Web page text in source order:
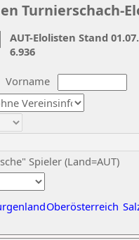
Turnierschach-
Vorname
Spieler (Land=AUT)
Oberösterreich
AUT-Elolisten Stand
6.936